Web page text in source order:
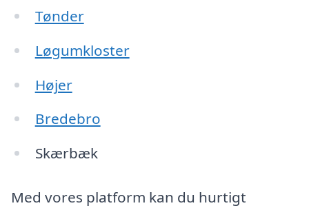
Tønder
Løgumkloster
Højer
Bredebro
Skærbæk
Med vores platform kan du hurtigt